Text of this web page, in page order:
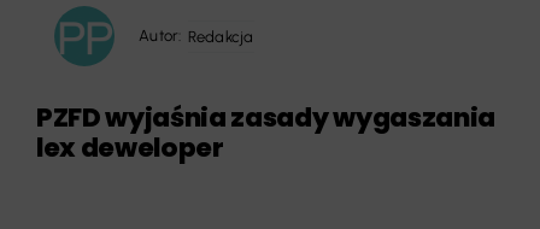
Autor: Redakcja
PZFD wyjaśnia zasady wygaszania
lex deweloper